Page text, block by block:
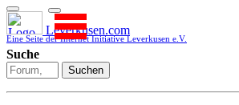
Leverkusen.com
Eine Seite der Internet Initiative Leverkusen e.V.
Suche
Suchen